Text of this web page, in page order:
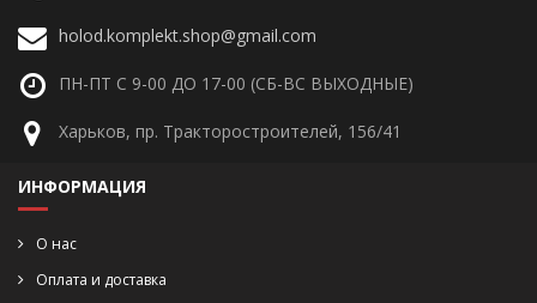
holod.komplekt.shop@gmail.com
ПН-ПТ С 9-00 ДО 17-00 (СБ-ВС ВЫХОДНЫЕ)
Харьков, пр. Тракторостроителей, 156/41
ИНФОРМАЦИЯ
О нас
Оплата и доставка